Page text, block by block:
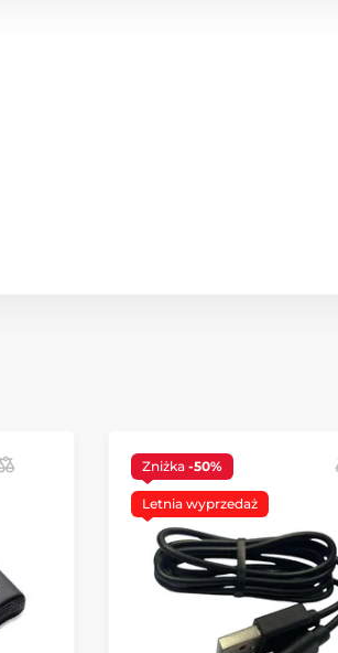
Zniżka -50%
Letnia wyprzedaż